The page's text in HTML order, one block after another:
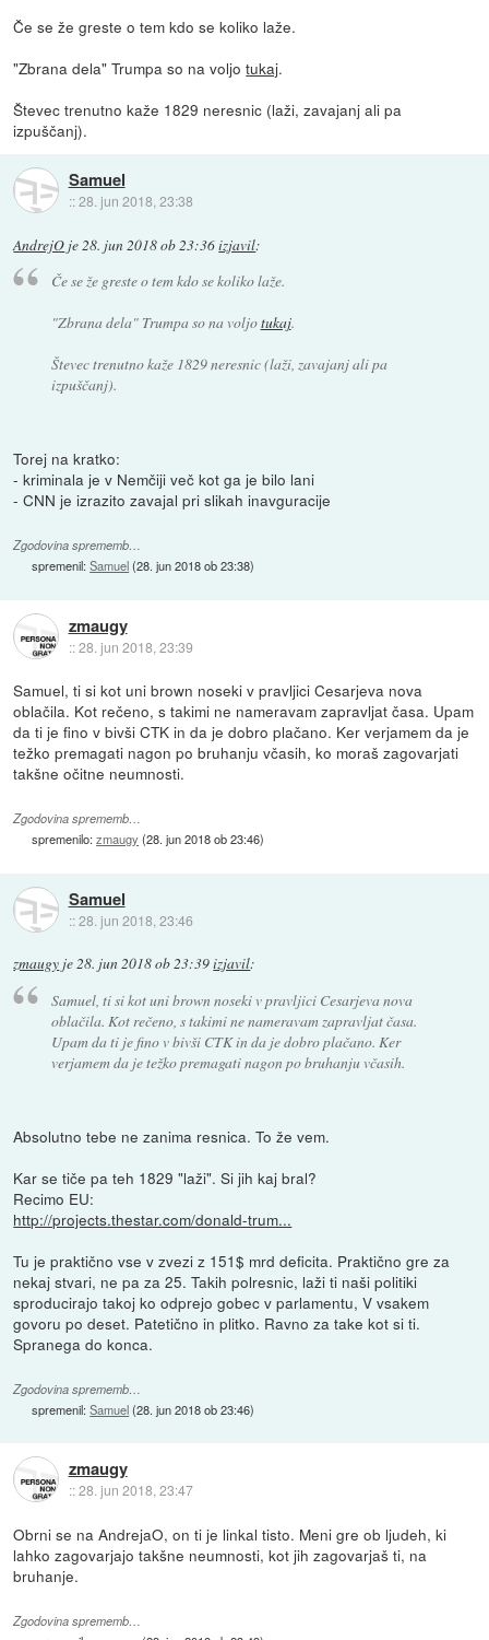
Če se že greste o tem kdo se koliko laže.
"Zbrana dela" Trumpa so na voljotukaj.
Števec trenutno kaže 1829 neresnic (laži, zavajanj ali pa
izpuščanj).
Samuel
::28. jun 2018, 23:38
AndrejO je28. jun 2018 ob 23:36izjavil:
Če se že greste o tem kdo se koliko laže.
"Zbrana dela" Trumpa so na voljotukaj.
Števec trenutno kaže 1829 neresnic (laži, zavajanj ali pa
izpuščanj).
Torej na kratko:
- kriminala je v Nemčiji več kot ga je bilo lani
- CNN je izrazito zavajal pri slikah inavguracije
Zgodovina sprememb…
spremenil:Samuel(28. jun 2018 ob 23:38)
zmaugy
::28. jun 2018, 23:39
Samuel, ti si kot uni brown noseki v pravljici Cesarjeva nova
oblačila. Kot rečeno, s takimi ne nameravam zapravljat časa. Upam
da ti je fino v bivši CTK in da je dobro plačano. Ker verjamem da je
težko premagati nagon po bruhanju včasih, ko moraš zagovarjati
takšne očitne neumnosti.
Zgodovina sprememb…
spremenilo:zmaugy (28. jun 2018 ob 23:46)
Samuel
::28. jun 2018, 23:46
zmaugy je28. jun 2018 ob 23:39izjavil:
Samuel, ti si kot uni brown noseki v pravljici Cesarjeva nova
oblačila. Kot rečeno, s takimi ne nameravam zapravljat časa.
Upam da ti je fino v bivši CTK in da je dobro plačano. Ker
verjamem da je težko premagati nagon po bruhanju včasih.
Absolutno tebe ne zanima resnica. To že vem.
Kar se tiče pa teh 1829 "laži". Si jih kaj bral?
Recimo EU:
http://projects.thestar.com/donald-trum...
Tu je praktično vse v zvezi z 151$ mrd deficita. Praktično gre za
nekaj stvari, ne pa za 25. Takih polresnic, laži ti naši politiki
sproducirajo takoj ko odprejo gobec v parlamentu, V vsakem
govoru po deset. Patetično in plitko. Ravno za take kot si ti.
Spranega do konca.
Zgodovina sprememb…
spremenil:Samuel(28. jun 2018 ob 23:46)
zmaugy
::28. jun 2018, 23:47
Obrni se na AndrejaO, on ti je linkal tisto. Meni gre ob ljudeh, ki
lahko zagovarjajo takšne neumnosti, kot jih zagovarjaš ti, na
bruhanje.
Zgodovina sprememb…